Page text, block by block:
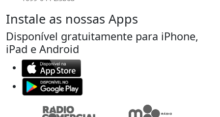
Instale as nossas Apps
Disponível gratuitamente para iPhone,
iPad e Android